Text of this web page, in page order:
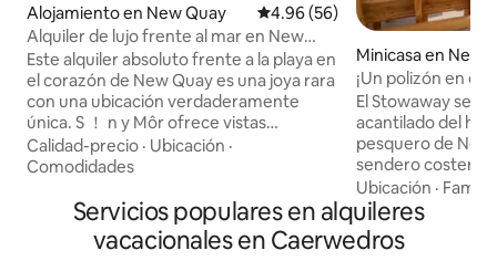
Alojamiento en New Quay Calificación promedio: 4.96 de
4.96 (56)
Alquiler de lujo frente al mar en New
Quay
Este alquiler absoluto frente a la playa en
el corazón de New Quay es una joya rara
con una ubicación verdaderamente
única. S ！ n y Môr ofrece vistas
espectaculares, con escenas
panorámicas del océano y avistamientos
Disfruta de café por la mañana o vino
por la noche en el balcón mientras te
sumerges en un paisaje impresionante.
Calidad-precio · Ubicación ·
Comodidades
Minicasa en New
¡Un polizón en el
El Stowaway se
acantilado del
pesquero de New
sendero costero. Junto con las
espectaculares
huéspedes
relajación en su
ven jugar a los
Ubicación ·
Servicios populares en alquileres
vacacionales en Caerwedros